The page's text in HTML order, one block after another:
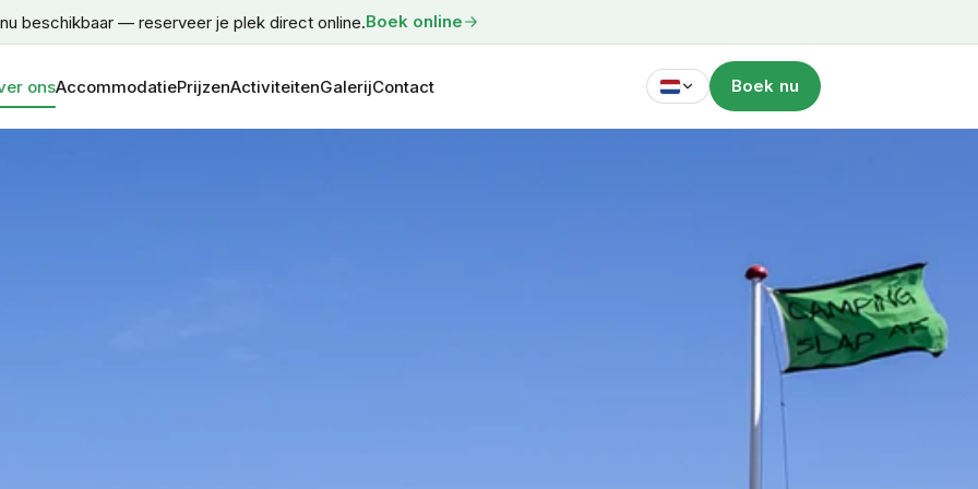
beschikbaar — reserveer je plek direct online.Boek online
onsAccommodatiePrijzenActiviteitenGalerijContact NederlandsBoek nu